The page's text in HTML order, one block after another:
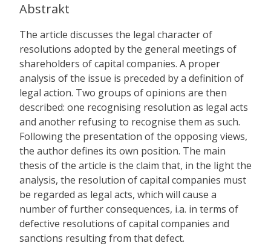
Abstrakt
The article discusses the legal character of
resolutions adopted by the general meetings of
shareholders of capital companies. A proper
analysis of the issue is preceded by a definition of
legal action. Two groups of opinions are then
described: one recognising resolution as legal acts
and another refusing to recognise them as such.
Following the presentation of the opposing views,
the author defines its own position. The main
thesis of the article is the claim that, in the light the
analysis, the resolution of capital companies must
be regarded as legal acts, which will cause a
number of further consequences, i.a. in terms of
defective resolutions of capital companies and
sanctions resulting from that defect.